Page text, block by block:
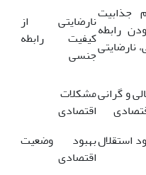
جذابیت
رابطه
نارضایتی
نارضایتی از
کیفیت رابطه
جنسی
و گرانیمشکلات
اقتصادی
استقلالبهبود وضعیت
اقتصادی